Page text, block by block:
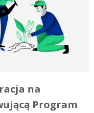
na
Program